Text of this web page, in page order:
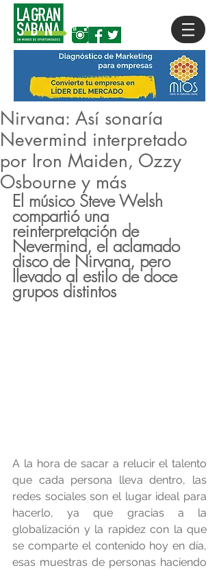
Nirvana: Así sonaría
Nevermind interpretado
por Iron Maiden, Ozzy
Osbourne y más
El músico Steve Welsh
compartió una
reinterpretación de
Nevermind, el aclamado
disco de Nirvana, pero
llevado al estilo de doce
grupos distintos
A la hora de sacar a relucir el talento
que cada persona lleva dentro, las
redes sociales son el lugar ideal para
hacerlo, ya que gracias a la
globalización y la rapidez con la que
se comparte el contenido hoy en día,
esas muestras de personas haciendo